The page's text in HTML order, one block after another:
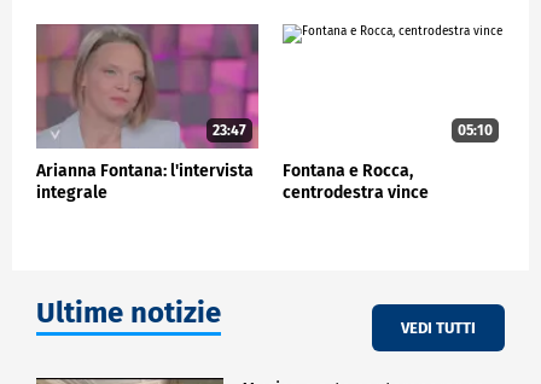
del Segretariato Generale della Presidenza della
Repubblica.
CRONACA
23:47
Arianna Fontana: l'intervista
integrale
05:10
Fontana e Rocca,
centrodestra vince
Ultime notizie VEDI TUTTI